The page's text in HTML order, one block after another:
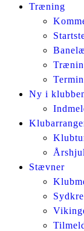
Facebook
InstagramTræning
Ny i
Stævner